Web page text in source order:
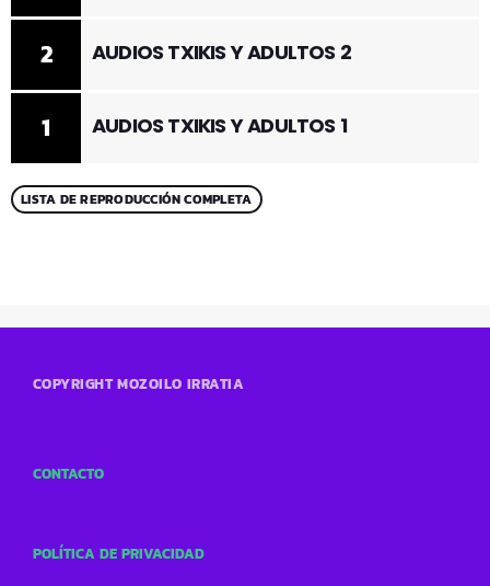
1 AUDIOS TXIKIS Y ADULTOS 1
2 AUDIOS TXIKIS Y ADULTOS 2
LISTA DE REPRODUCCIÓN COMPLETA
COPYRIGHT MOZOILO IRRATIA
CONTACTO
POLÍTICA DE PRIVACIDAD